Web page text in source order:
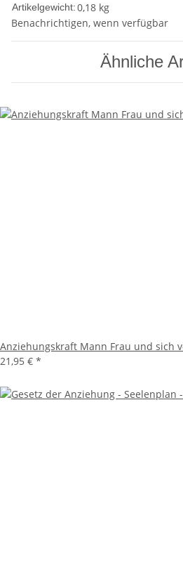
Artikelgewicht:0,18 kg
Benachrichtigen, wenn verfügbar
Ähnliche
Anziehungskraft Mann Frau und sich
21,95 € *